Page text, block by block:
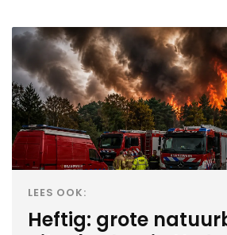
LEES OOK:
Heftig: grote